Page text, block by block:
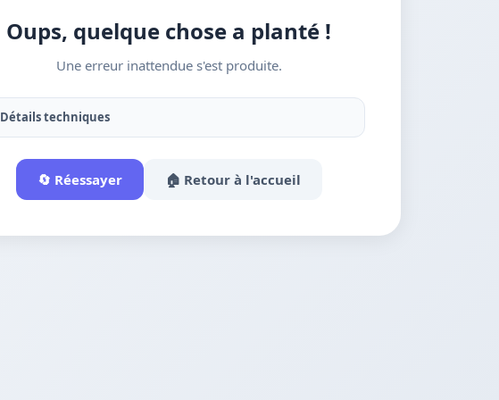
Oups, quelque chose a planté !
Une erreur inattendue s'est produite.
Détails techniques
🔄 Réessayer 🏠 Retour à l'accueil